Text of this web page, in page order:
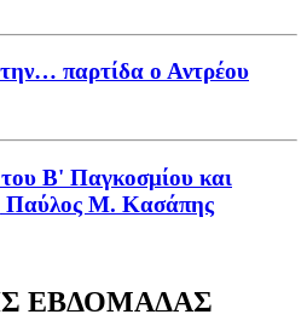
παρτίδα ο Αντρέου
Β' Παγκοσμίου και
Παύλος Μ. Κασάπης
ΕΒΔΟΜΑΔΑΣ